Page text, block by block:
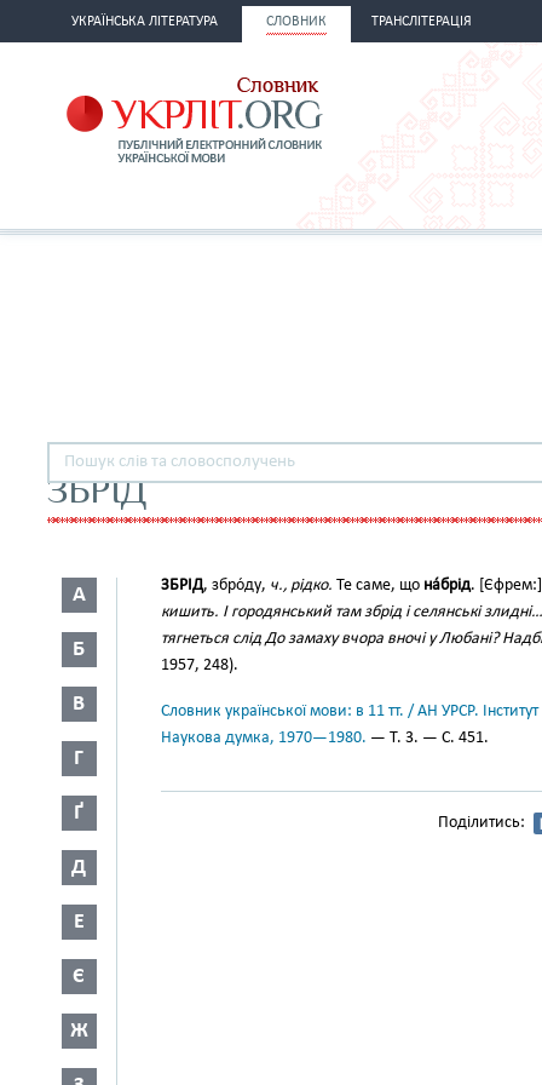
УКРАЇНСЬКА ЛІТЕРАТУРА СЛОВНИК ТРАНСЛІТЕРАЦІЯ
ЗБРІД
А
Б
В
Г
Ґ
Д
Е
Є
Ж
ЗБРІД, збро́ду, ч., рідко. Те саме, що на́брід.
кишить. І городянський там збрід і селянські злидні…
тягнеться слід До замаху вчора вночі у Любані?
1957, 248).
Словник української мови: в 11 тт. / АН УРСР.
Наукова думка, 1970—1980. — Т. 3. — С. 451.
Поділитись: